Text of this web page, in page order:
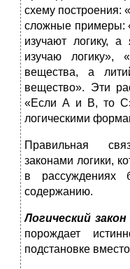
схему построения:
сложные при­меры:
изучают логику,
изучаю логику»,
вещества, а
вещество». Эти
«Если А и В, то
логическими
Правильная
законами логики,
в рассуждениях
содержанию.
Логический закон
порождает
подстановке